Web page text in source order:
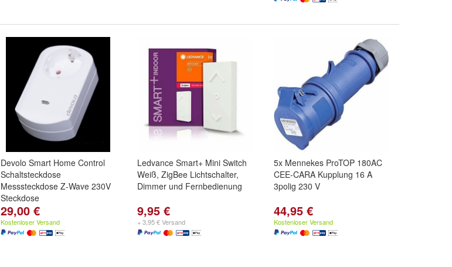
Devolo Smart Home Control
Schaltsteckdose
Messsteckdose Z-Wave 230V
Steckdose
29,00 €
Kostenloser Versand
Ledvance Smart+ Mini Switch
Weiß, ZigBee Lichtschalter,
Dimmer und Fernbedienung
9,95 €
+ 3,95 € Versand
5x Mennekes ProTOP 180AC
CEE-CARA Kupplung 16 A
3polig 230 V
44,95 €
Kostenloser Versand